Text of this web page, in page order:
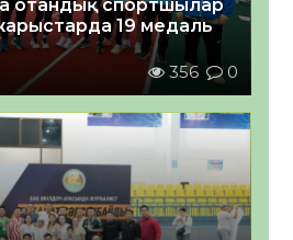
отандық спортшылар
19 медаль
356 0